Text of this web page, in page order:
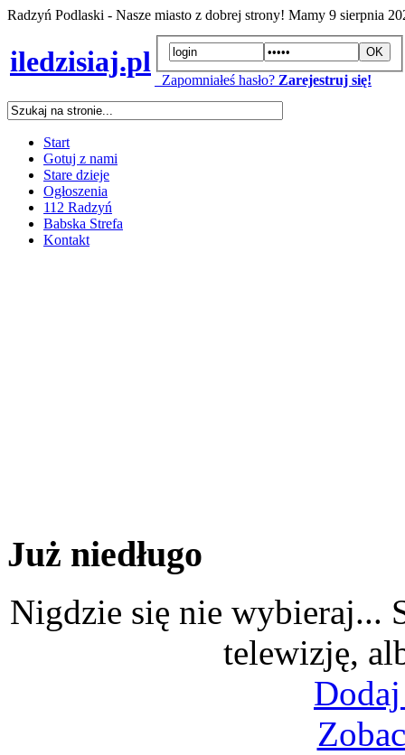
Radzyń Podlaski - Nasze miasto z dobrej strony! Mamy 9 sierpnia
iledzisiaj.pl
Zapomniałeś hasło? Zarejestruj się!
Start
Gotuj z nami
Stare dzieje
Ogłoszenia
112 Radzyń
Babska Strefa
Kontakt
Już niedługo
Nigdzie się nie wybieraj...
telewizję,